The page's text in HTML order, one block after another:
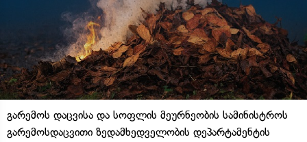
გარემოს დაცვისა და სოფლის მეურნეობის სამინისტროს
გარემოსდაცვითი ზედამხედველობის დეპარტამენტის